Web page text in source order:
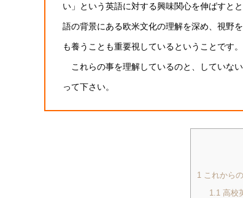
い」という英語に対する興味関心を伸ばすと
語の背景にある欧米文化の理解を深め、視野
も養うことも重要視しているということです。
これらの事を理解しているのと、していな
って下さい。
1
これから
1.1 高校